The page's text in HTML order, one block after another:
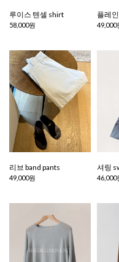
루이스 텐셀 shirt
58,000원
플레
49,000
리브 band pants
49,000원
셔링
46,000